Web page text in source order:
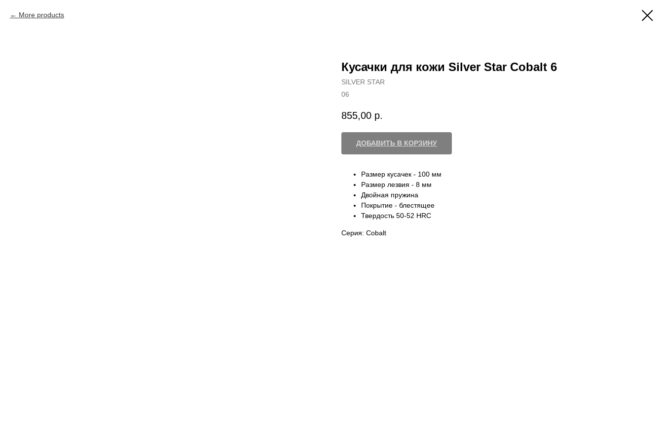
More products
Кусачки для кожи Silver Star Cobalt 6
SILVER STAR
06
855,00 р.
ДОБАВИТЬ В КОРЗИНУ
Размер кусачек - 100 мм
Размер лезвия - 8 мм
Двойная пружина
Покрытие - блестящее
Твердость 50-52 HRC
Серия: Cobalt